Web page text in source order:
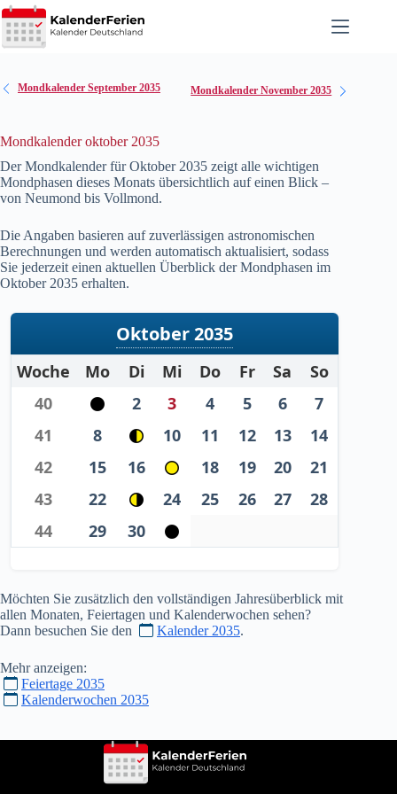
Zum
Inhalt
springen
Mondkalender September 2035 Mondkalender November 2035
Mondkalender oktober 2035
Der Mondkalender für Oktober 2035 zeigt alle wichtigen
Mondphasen dieses Monats übersichtlich auf einen Blick –
von Neumond bis Vollmond.
Die Angaben basieren auf zuverlässigen astronomischen
Berechnungen und werden automatisch aktualisiert, sodass
Sie jederzeit einen aktuellen Überblick der Mondphasen im
Oktober 2035 erhalten.
Oktober 2035
Woche Mo Di Mi Do Fr Sa
So
40
2 3 4 5 6
7
41
8 10 11 12 13
14
42
15 16 18 19 20
21
43
22 24 25 26 27
28
44
29 30
Möchten Sie zusätzlich den vollständigen Jahresüberblick mit
allen Monaten, Feiertagen und Kalenderwochen sehen?
Dann besuchen Sie den
Kalender 2035.
Mehr anzeigen:
Feiertage 2035
Kalenderwochen 2035